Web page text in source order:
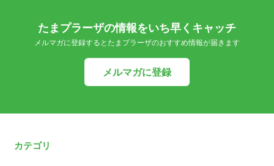
たまプラーザの情報をいち早くキャッチ
メルマガに登録するとたまプラーザのおすすめ情報が届きます
メルマガに登録
カテゴリ